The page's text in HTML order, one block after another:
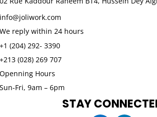
info@joliwork.com
We reply within 24 hours
+1 (204) 292- 3390
+213 (028) 269 707
Openning Hours
Sun-Fri, 9am – 6pm
STAY